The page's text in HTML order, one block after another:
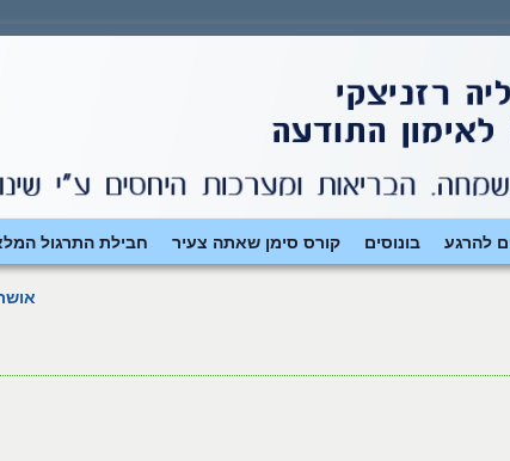
להרגע בונוסים קורס סימן שאתה צעיר חבילת התרגול